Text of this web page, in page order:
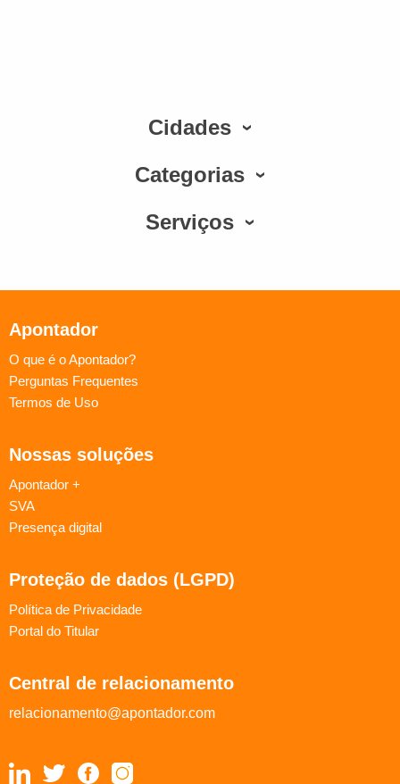
Cidades
Categorias
Serviços
Apontador
O que é o Apontador?
Perguntas Frequentes
Termos de Uso
Nossas soluções
Apontador +
SVA
Presença digital
Proteção de dados (LGPD)
Política de Privacidade
Portal do Titular
Central de relacionamento
relacionamento@apontador.com